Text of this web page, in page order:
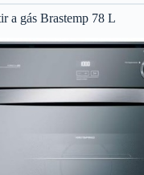
a gás Brastemp 78 L